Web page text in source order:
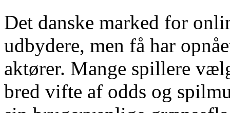
Det danske marked for
udbydere, men få har
aktører. Mange spillere
bred vifte af odds og